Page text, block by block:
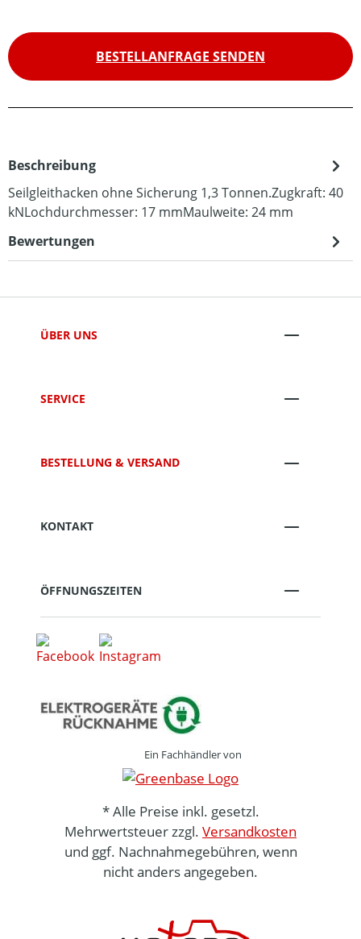
BESTELLANFRAGE SENDEN
Beschreibung
Seilgleithacken ohne Sicherung 1,3 Tonnen.Zugkraft: 40
kNLochdurchmesser: 17 mmMaulweite: 24 mm
Bewertungen
ÜBER UNS
SERVICE
BESTELLUNG & VERSAND
KONTAKT
ÖFFNUNGSZEITEN
Ein Fachhändler von
* Alle Preise inkl. gesetzl.
Mehrwertsteuer zzgl. Versandkosten
und ggf. Nachnahmegebühren, wenn
nicht anders angegeben.